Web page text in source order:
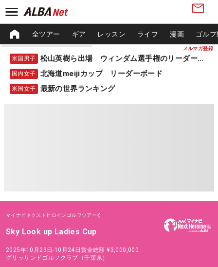
メルマガ登録
全ツアー ギア レッスン ライフ 漫画 ゴル
米国男子 松山英樹ら出場 ウィンダム選手権のリーダーボード
国内女子 北海道meijiカップ リーダーボード
米国女子 最新の世界ランキング
マイナビネクストヒロインゴルフツアー
Sky Look up Ladies Cup
2025年10月23日-10月24日賞金総額 ¥3,000,000
グリッサンドゴルフクラブ（千葉県）